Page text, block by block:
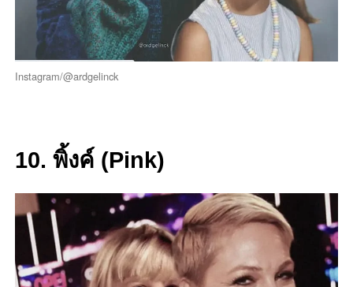
Instagram/@ardgelinck
10. พิ้งค์ (Pink)